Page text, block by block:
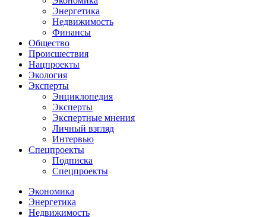
Энергетика
Недвижимость
Финансы
Общество
Происшествия
Нацпроекты
Экология
Эксперты
Энциклопедия
Эксперты
Экспертные мнения
Личный взгляд
Интервью
Спецпроекты
Подписка
Спецпроекты
Экономика
Энергетика
Недвижимость